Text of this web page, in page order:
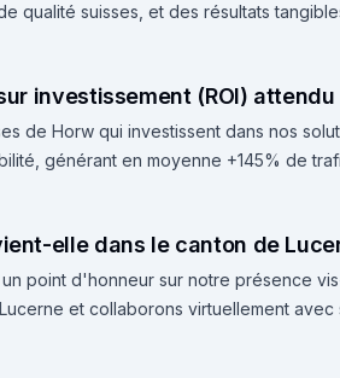
qualité suisses, et des résultats
investissement (ROI) attendu
de Horw qui investissent dans nos
générant en moyenne +145% de
elle dans le canton de
point d'honneur sur notre présence
et collaborons virtuellement avec